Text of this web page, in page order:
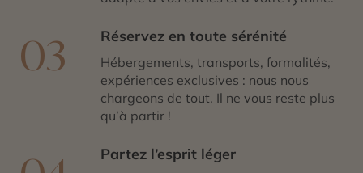
03 Réservez en toute sérénité
Hébergements, transports, formalités,
expériences exclusives : nous nous
chargeons de tout. Il ne vous reste plus
qu’à partir !
Partez l’esprit léger